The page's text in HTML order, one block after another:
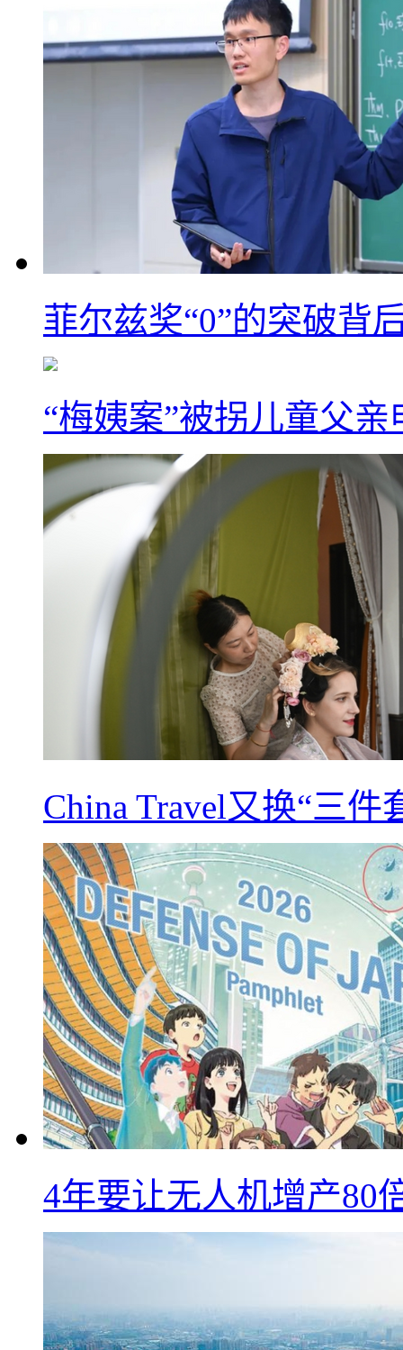
菲尔兹奖“0”的突破背
“梅姨案”被拐儿童父
China Travel又换“三
4年要让无人机增产80